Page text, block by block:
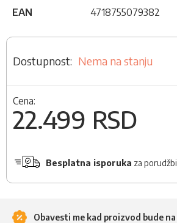
EAN
4718755079382
Nema na stanju
Cena:
22.499 RSD
Besplatna isporuka za
Obavesti me kad proizvod bude